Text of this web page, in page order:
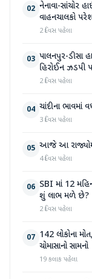
02 નેનાવા-સાંચોર
વાહનચાલકો
2 દિવસ પહેલા
03 પાલનપુર-ડીસા
હિરોઈન ઝડપી
2 દિવસ પહેલા
04 ચાંદીના ભાવમાં
3 દિવસ પહેલા
05 આજે આ
4 દિવસ પહેલા
06 SBI માં 12
શું લાભ મળે છે?
2 દિવસ પહેલા
07 142 લોકોના
ચોમાસાનો સામનો
19 કલાક પહેલા